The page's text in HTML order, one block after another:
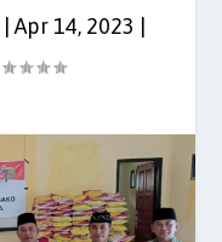
Apr 14, 2023